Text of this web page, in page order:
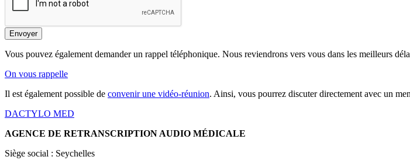
Envoyer
Vous pouvez également demander un rappel téléphonique. Nous reviendrons vers vous dans les meilleurs
On vous rappelle
Il est également possible de convenir une vidéo-réunion. Ainsi, vous pourrez discuter directement avec un
DACTYLO MED
AGENCE DE RETRANSCRIPTION AUDIO MÉDICALE
Siège social : Seychelles